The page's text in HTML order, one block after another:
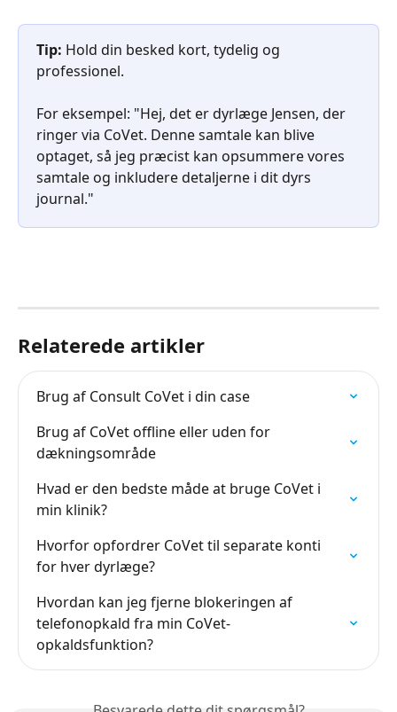
Tip: Hold din besked kort, tydelig og
professionel.
For eksempel: "Hej, det er dyrlæge Jensen, der
ringer via CoVet. Denne samtale kan blive
optaget, så jeg præcist kan opsummere vores
samtale og inkludere detaljerne i dit dyrs
journal."
Relaterede artikler
Brug af Consult CoVet i din case
Brug af CoVet offline eller uden for
dækningsområde
Hvad er den bedste måde at bruge CoVet i
min klinik?
Hvorfor opfordrer CoVet til separate konti
for hver dyrlæge?
Hvordan kan jeg fjerne blokeringen af
telefonopkald fra min CoVet-
opkaldsfunktion?